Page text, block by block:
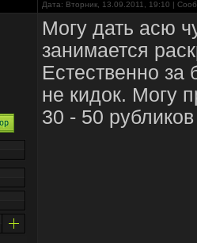
Дата: Вторник, 13.09.2011, 19:10 |
Могу дать асю
занимается
Естественно за
не кидок. Могу
30 - 50 рубликов